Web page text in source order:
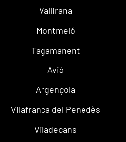
Vallirana
Montmeló
Tagamanent
Avià
Argençola
Vilafranca del Penedès
Viladecans